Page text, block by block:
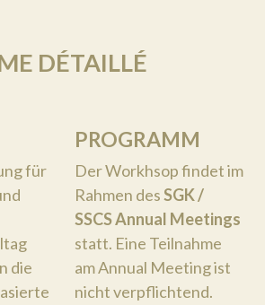
DÉTAILLÉ
für
die
PROGRAMM
Der Workhsop findet im
Rahmen desSGK /
SSCS Annual Meetings
statt. Eine Teilnahme
am Annual Meeting ist
nicht verpflichtend.